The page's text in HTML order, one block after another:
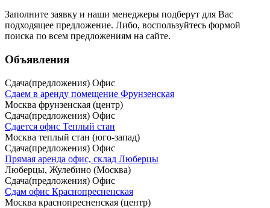
Заполните заявку и наши менеджеры подберут для Вас
подходящее предложение. Либо, воспользуйтесь формой
поиска по всем предложениям на сайте.
Объявления
Сдача(предложения) Офис
Сдаем в аренду помещение Фрунзенская
Москва фрунзенская (центр)
Сдача(предложения) Офис
Сдается офис Теплый стан
Москва теплый стан (юго-запад)
Сдача(предложения) Офис
Прямая аренда офис, склад Люберцы
Люберцы, Жулебино (Москва)
Сдача(предложения) Офис
Сдам офис Краснопресненская
Москва краснопресненская (центр)